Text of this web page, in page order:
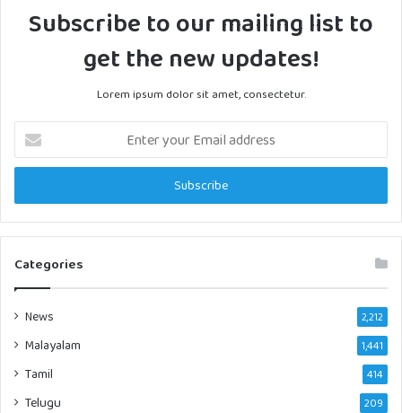
Subscribe to our mailing list to
get the new updates!
Lorem ipsum dolor sit amet, consectetur.
Enter
your
Email
Categories
News 2,212
Malayalam 1,441
Tamil 414
Telugu 209